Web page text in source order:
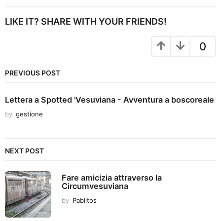
P
n
t
i
o
LIKE IT? SHARE WITH YOUR FRIENDS!
0
PREVIOUS POST
Lettera a Spotted 'Vesuviana - Avventura a boscoreale
by gestione
NEXT POST
Fare amicizia attraverso la
Circumvesuviana
by Pablitos